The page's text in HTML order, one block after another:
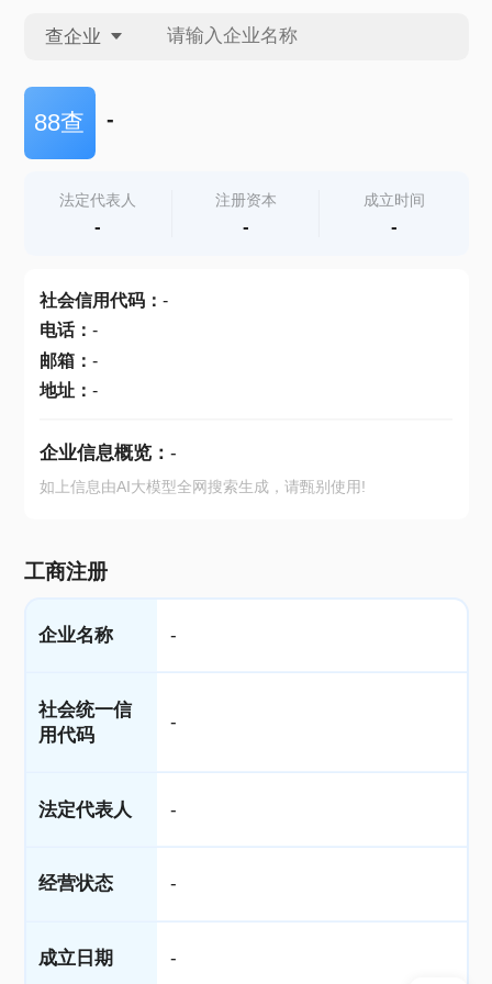
查企业
查企业
查产地
88查 -
法定代表人
-
注册资本
-
成立时间
-
社会信用代码： -
电话： -
邮箱： -
地址： -
企业信息概览： -
如上信息由AI大模型全网搜索生成，请甄别使用!
工商注册
企业名称 -
社会统一信
用代码
-
法定代表人 -
经营状态 -
成立日期 -